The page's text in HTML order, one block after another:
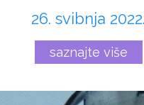
26. svibnja
saznajte više